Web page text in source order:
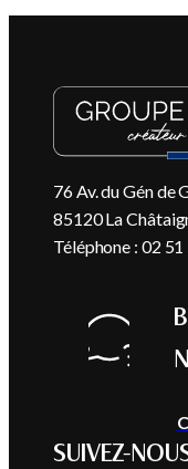
76 Av. du Gén de
85120 La
Téléphone : 02
SUIVEZ-